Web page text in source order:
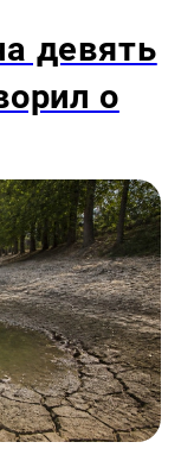
девять
о